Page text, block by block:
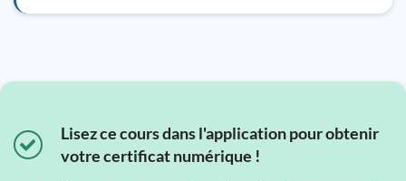
Lisez ce cours dans l'application pour obtenir
votre certificat numérique !